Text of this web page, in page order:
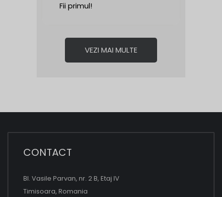
Fii primul!
VEZI MAI MULTE
CONTACT
Bl. Vasile Parvan, nr. 2 B, Etaj IV
Timisoara, Romania